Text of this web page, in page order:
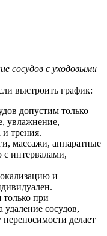
сосудов с уходовыми
выстроить график:
допустим только
увлажнение,
трения.
массажи, аппаратные
интервалами,
и
только при
удаление сосудов,
делает